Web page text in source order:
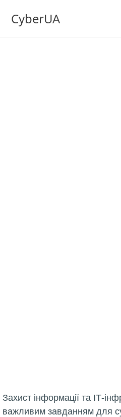
CyberUA
Захист інформації та ІТ-
важливим завданням для